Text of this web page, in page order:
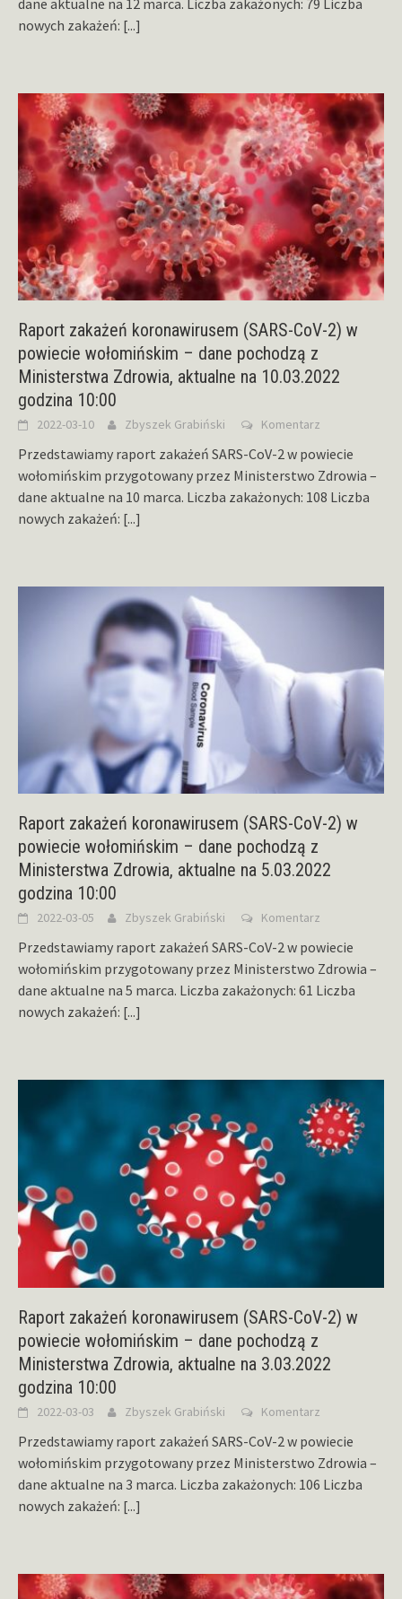
nowych zakażeń: [...]
Raport zakażeń koronawirusem (SARS-CoV-2) w
powiecie wołomińskim – dane pochodzą z
Ministerstwa Zdrowia, aktualne na 10.03.2022
godzina 10:00
2022-03-10 Zbyszek Grabiński Komentarz
Przedstawiamy raport zakażeń SARS-CoV-2 w powiecie
wołomińskim przygotowany przez Ministerstwo Zdrowia –
dane aktualne na 10 marca. Liczba zakażonych: 108 Liczba
nowych zakażeń: [...]
Raport zakażeń koronawirusem (SARS-CoV-2) w
powiecie wołomińskim – dane pochodzą z
Ministerstwa Zdrowia, aktualne na 5.03.2022
godzina 10:00
2022-03-05 Zbyszek Grabiński Komentarz
Przedstawiamy raport zakażeń SARS-CoV-2 w powiecie
wołomińskim przygotowany przez Ministerstwo Zdrowia –
dane aktualne na 5 marca. Liczba zakażonych: 61 Liczba
nowych zakażeń: [...]
Raport zakażeń koronawirusem (SARS-CoV-2) w
powiecie wołomińskim – dane pochodzą z
Ministerstwa Zdrowia, aktualne na 3.03.2022
godzina 10:00
2022-03-03 Zbyszek Grabiński Komentarz
Przedstawiamy raport zakażeń SARS-CoV-2 w powiecie
wołomińskim przygotowany przez Ministerstwo Zdrowia –
dane aktualne na 3 marca. Liczba zakażonych: 106 Liczba
nowych zakażeń: [...]